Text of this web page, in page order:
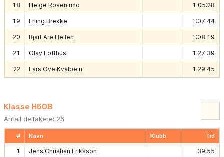
18 Helge Rosenlund 1:05:28
19 Erling Brekke 1:07:44
20 Bjart Are Hellen 1:08:19
21 Olav Lofthus 1:27:39
22 Lars Ove Kvalbein 1:29:45
Klasse H50B
Antall deltakere: 26
# Navn Klubb Tid
1 Jens Christian Eriksson 39:55